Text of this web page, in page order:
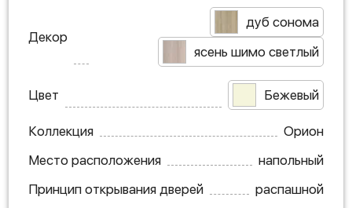
Декор
дуб сонома
ясень шимо светлый
Цвет Бежевый
Коллекция
Орион
Место расположения
напольный
Принцип открывания дверей
распашной